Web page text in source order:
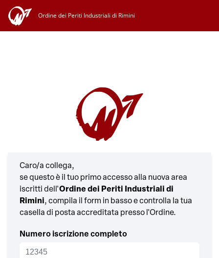
Ordine dei Periti Industriali di Rimini
Caro/a collega,
se questo è il tuo primo accesso alla nuova area
iscritti dell'Ordine dei Periti Industriali di
Rimini, compila il form in basso e controlla la tua
casella di posta accreditata presso l'Ordine.
Numero iscrizione completo